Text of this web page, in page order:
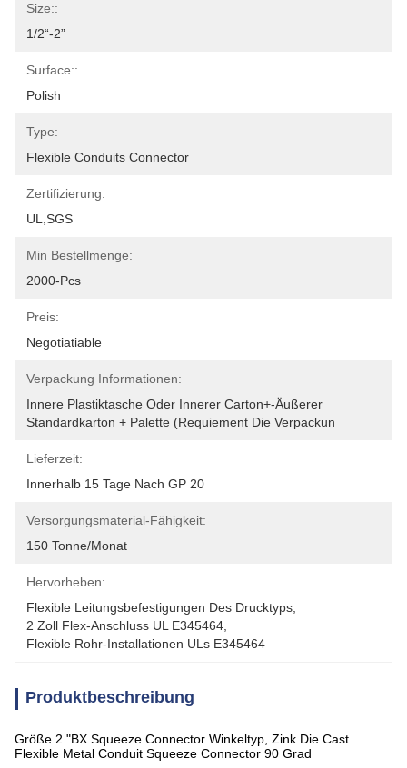
Size::
1/2“-2”
Surface::
Polish
Type:
Flexible Conduits Connector
Zertifizierung:
UL,SGS
Min Bestellmenge:
2000-Pcs
Preis:
Negotiatiable
Verpackung Informationen:
Innere Plastiktasche Oder Innerer Carton+-Äußerer
Standardkarton + Palette (requiement Die Verpackun
Lieferzeit:
Innerhalb 15 Tage Nach GP 20
Versorgungsmaterial-Fähigkeit:
150 Tonne/Monat
Hervorheben:
Flexible Leitungsbefestigungen Des Drucktyps
2 Zoll Flex-Anschluss UL E345464
Flexible Rohr-Installationen ULs E345464
Produktbeschreibung
Größe 2 "BX Squeeze Connector Winkeltyp, Zink Die Cast
Flexible Metal Conduit Squeeze Connector 90 Grad